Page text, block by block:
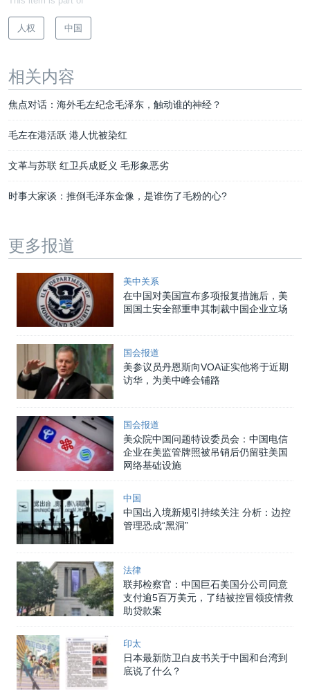
人权 中国
相关内容
焦点对话：海外毛左纪念毛泽东，触动谁的神经？
毛左在港活跃 港人忧被染红
文革与苏联 红卫兵成贬义 毛形象恶劣
时事大家谈：推倒毛泽东金像，是谁伤了毛粉的心?
更多报道
美中关系
在中国对美国宣布多项报复措施后，美
国国土安全部重申其制裁中国企业立场
国会报道
美参议员丹恩斯向VOA证实他将于近期
访华，为美中峰会铺路
国会报道
美众院中国问题特设委员会：中国电信
企业在美监管牌照被吊销后仍留驻美国
网络基础设施
中国
中国出入境新规引持续关注 分析：边控
管理恐成“黑洞”
法律
联邦检察官：中国巨石美国分公司同意
支付逾5百万美元，了结被控冒领疫情救
助贷款案
印太
日本最新防卫白皮书关于中国和台湾到
底说了什么？